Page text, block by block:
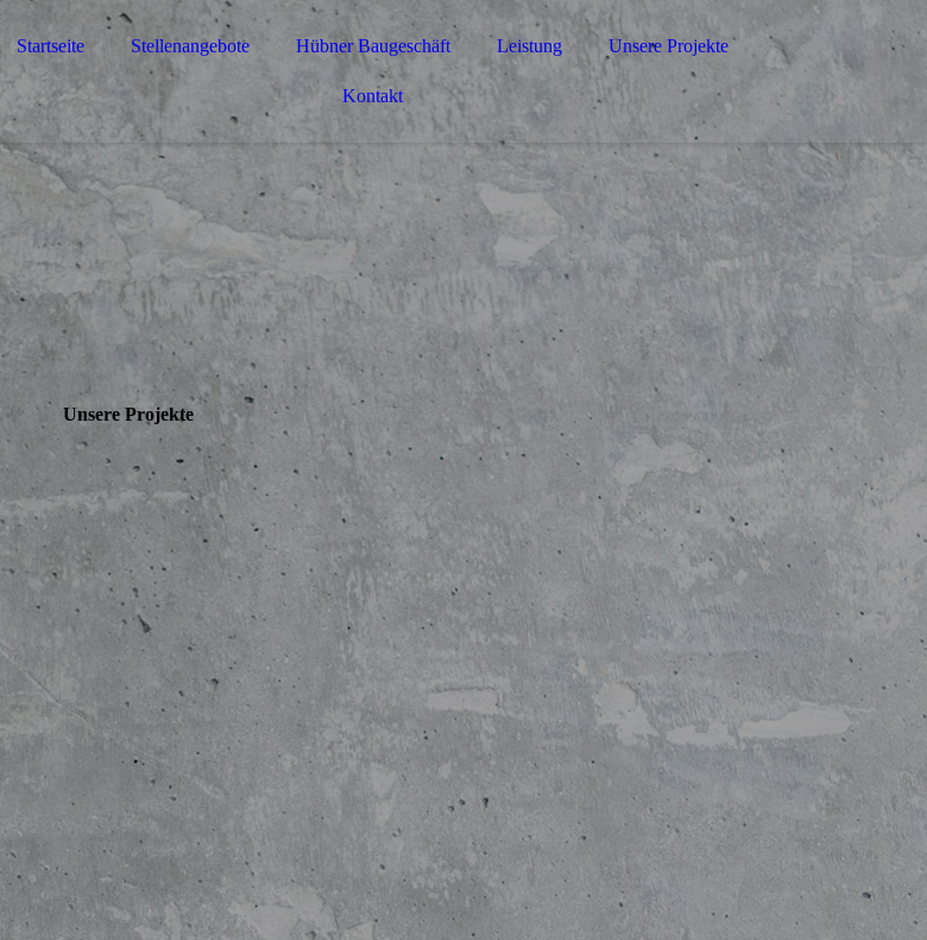
Startseite Stellenangebote Hübner Baugeschäft Leistung Unsere Projekte
Kontakt
Unsere Projekte